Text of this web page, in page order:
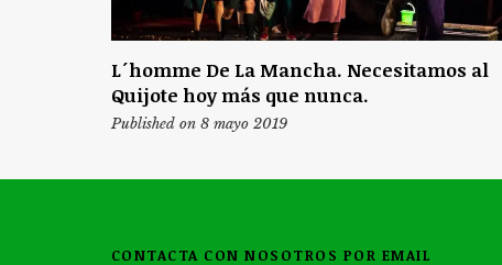
L´homme De La Mancha. Necesitamos al
Quijote hoy más que nunca.
Published on 8 mayo 2019
CONTACTA CON NOSOTROS POR EMAIL